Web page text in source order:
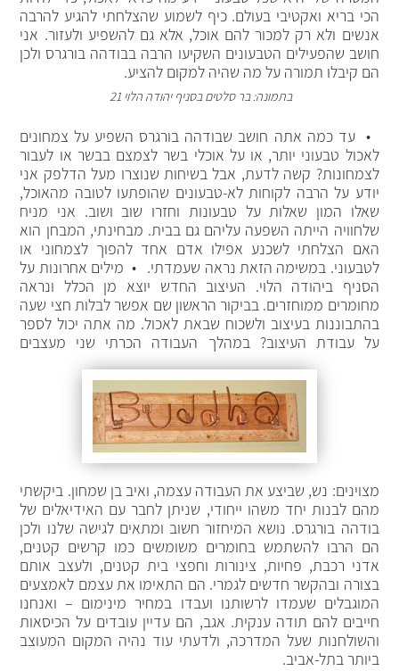
הכי בריא ואקטיבי בעולם. כיף לשמוע שהצלחתי להגיע להרבה
אנשים ולא רק למכור להם אוכל, אלא גם להשפיע ולעזור. אני
חושב שהפעילים הטבעונים השקיעו הרבה בבודהה בורגרס ולכן
הם קיבלו תמורה על מה שהיה למקום להציע.
בתמונה: בר סלטים בסניף יהודה הלוי 21
• עד כמה אתה חושב שבודהה בורגרס השפיע על צמחונים
לאכול טבעוני יותר, או על אוכלי בשר לצמצם בבשר או לעבור
לצמחונות? קשה לדעת, אבל בשיחות שנוצרו מעל הדלפק אני
יודע על הרבה לקוחות לא-טבעונים שהופתעו לטובה מהאוכל,
שאלו המון שאלות על טבעונות וחזרו שוב ושוב. אני מניח
שלחוויה הייתה השפעה עליהם גם בבית. מבחינתי, המבחן הוא
האם הצלחתי לשכנע אפילו אדם אחד להפוך לצמחוני או
לטבעוני. במשימה הזאת נראה שעמדתי. • מילים אחרונות על
הסניף ביהודה הלוי. העיצוב החדש יוצא מן הכלל ונראה
מחומרים ממוחזרים. בביקור הראשון שם אפשר לבלות חצי שעה
בהתבוננות בעיצוב ולשכוח שבאת לאכול. מה אתה יכול לספר
על עבודת העיצוב?במהלך העבודה הכרתי שני מעצבים
מצוינים: נש, שביצע את העבודה עצמה, ואיב בן שמחון. ביקשתי
מהם לבנות יחד משהו ייחודי, שניתן לחבר עם האידיאלים של
בודהה בורגרס. נושא המיחזור חשוב ומתאים לגישה שלנו ולכן
הם הרבו להשתמש בחומרים משומשים כמו קרשים קטנים,
אדני רכבת, פחיות, צינורות וחפצי בית קטנים, ולעצב אותם
בצורה ובהקשר חדשים לגמרי. הם התאימו את עצמם לאמצעים
המוגבלים שעמדו לרשותנו ועבדו במחיר מינימום – ואנחנו
חייבים להם תודה ענקית. אגב, הם עדיין עובדים על הכיסאות
והשולחנות שעל המדרכה, ולדעתי עוד נהיה המקום המעוצב
ביותר בתל-אביב.